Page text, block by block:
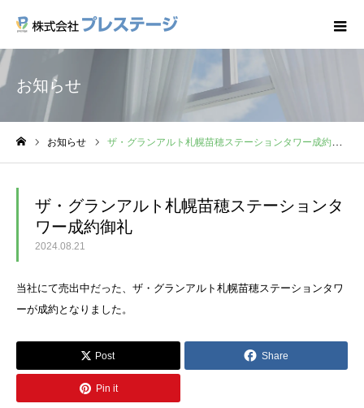
お知らせ
お知らせ ザ・グランアルト札幌苗穂ステーションタワー成約御礼
ザ・グランアルト札幌苗穂ステーションタ
ワー成約御礼
2024.08.21
当社にて売出中だった、ザ・グランアルト札幌苗穂ステーションタワ
ーが成約となりました。
Post Share
Pin it